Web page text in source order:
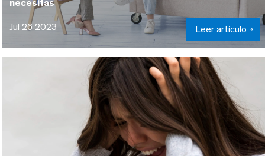
necesitas
Jul 26 2023 Leer artículo